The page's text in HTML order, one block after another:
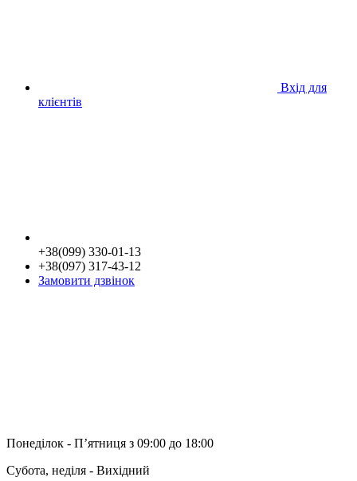
Вхід для
клієнтів
+38(099) 330-01-13
+38(097) 317-43-12
Замовити дзвінок
Понеділок - Пʼятниця з 09:00 до 18:00
Субота, неділя - Вихідний